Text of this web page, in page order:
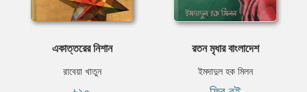
একাত্তরের নিশান
রাবেয়া খাতুন
রতন মৃধার বাংলাদেশ
ইমদাদুল হক মিলন